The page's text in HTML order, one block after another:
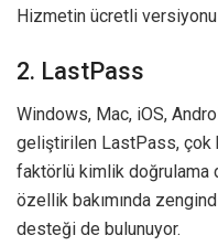
Hizmetin ücretli
2. LastPass
Windows, Mac, iOS,
geliştirilen LastPass, çok
faktörlü kimlik doğrulama
özellik bakımında
desteği de bulunuyor.